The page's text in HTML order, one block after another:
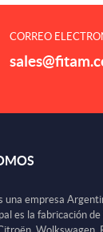
CORREO
una empresa
es la fabricación